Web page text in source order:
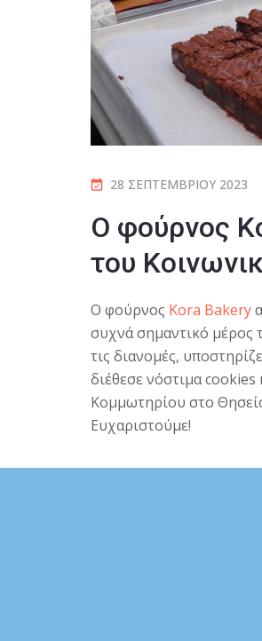
28 ΣΕΠΤΕΜΒΡΊΟΥ 2023
Ο φούρνος
του
Ο φούρνος Kora Bakery
συχνά σημαντικό μέρος
τις διανομές,
διέθεσε νόστιμα
Κομμωτηρίου στο
Ευχαριστούμε!